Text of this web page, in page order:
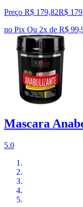
Preço R$ 179,82R$ 179
no Pix Ou 2x de R$
Mascara
5.0